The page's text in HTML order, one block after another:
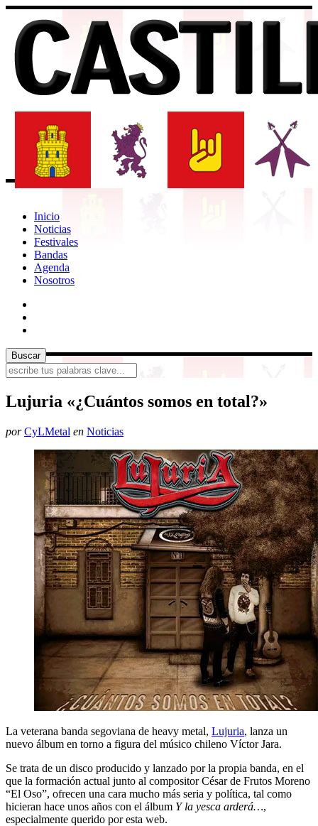
Inicio
Noticias
Festivales
Bandas
Agenda
Nosotros
Lujuria «¿Cuántos somos en total?»
por CyLMetal en Noticias
La veterana banda segoviana de heavy metal, Lujuria, lanza un
nuevo álbum en torno a figura del músico chileno Víctor Jara.
Se trata de un disco producido y lanzado por la propia banda, en el
que la formación actual junto al compositor César de Frutos Moreno
“El Oso”, ofrecen una cara mucho más seria y política, tal como
hicieran hace unos años con el álbum Y la yesca arderá…,
especialmente querido por esta web.